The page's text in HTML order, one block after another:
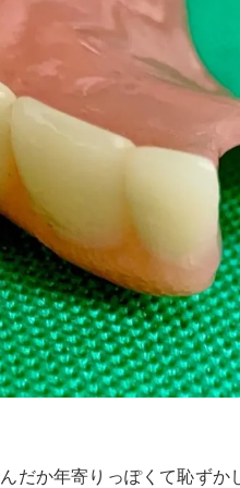
んだか年寄りっぽくて恥ず